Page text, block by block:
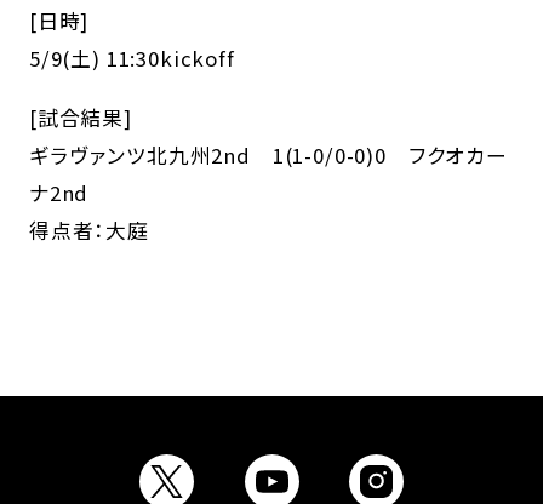
[日時]
5/9(土) 11:30kickoff
[試合結果]
ギラヴァンツ北九州2nd 1(1-0/0-0)0 フクオカー
ナ2nd
得点者：大庭